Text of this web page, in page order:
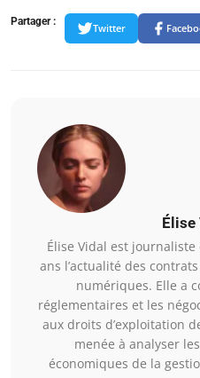
Partager :
Twitter
Élise
Élise Vidal est
ans l’actualité des
numériques. Elle a
réglementaires et les
aux droits d’exploitation
menée à analyser
économiques de la